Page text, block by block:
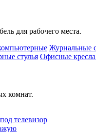
для рабочего места.
Журнальные
стулья Офисные кресла
комнат.
телевизор